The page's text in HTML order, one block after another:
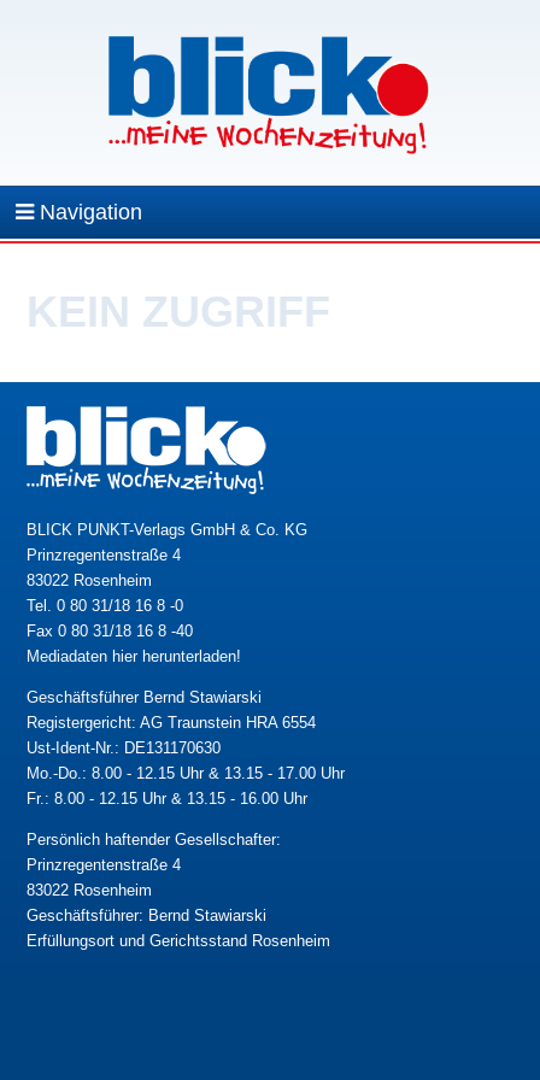
Navigation
KEIN ZUGRIFF
BLICK PUNKT-Verlags GmbH & Co. KG
Prinzregentenstraße 4
83022 Rosenheim
Tel. 0 80 31/18 16 8 -0
Fax 0 80 31/18 16 8 -40
Mediadaten hier herunterladen!
Geschäftsführer Bernd Stawiarski
Registergericht: AG Traunstein HRA 6554
Ust-Ident-Nr.: DE131170630
Mo.-Do.: 8.00 - 12.15 Uhr & 13.15 - 17.00 Uhr
Fr.: 8.00 - 12.15 Uhr & 13.15 - 16.00 Uhr
Persönlich haftender Gesellschafter:
Prinzregentenstraße 4
83022 Rosenheim
Geschäftsführer: Bernd Stawiarski
Erfüllungsort und Gerichtsstand Rosenheim